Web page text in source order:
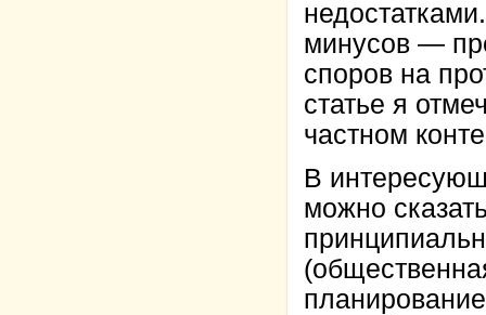
минусов —
споров на
статье я
частном
В
можно